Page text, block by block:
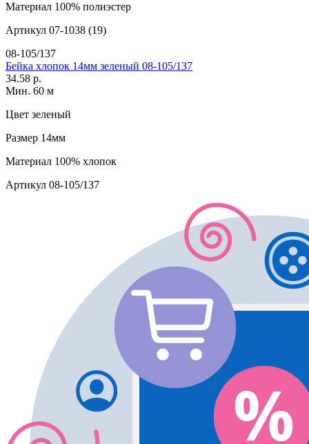
Материал 100% полиэстер
Артикул 07-1038 (19)
08-105/137
Бейка хлопок 14мм зеленый 08-105/137
34.58 р.
Мин. 60 м
Цвет зеленый
Размер 14мм
Материал 100% хлопок
Артикул 08-105/137